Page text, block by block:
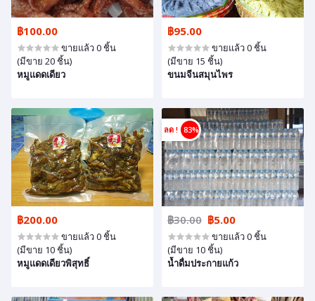
฿100.00
ขายแล้ว 0 ชิ้น
(มีขาย 20 ชิ้น)
หมูแดดเดียว
฿95.00
ขายแล้ว 0 ชิ้น
(มีขาย 15 ชิ้น)
ขนมจีนสมุนไพร
฿200.00
ขายแล้ว 0 ชิ้น
(มีขาย 10 ชิ้น)
หมูแดดเดียวพิสุทธิ์
ลด ! 83%
฿30.00 ฿5.00
ขายแล้ว 0 ชิ้น
(มีขาย 10 ชิ้น)
น้ำดื่มประกายแก้ว